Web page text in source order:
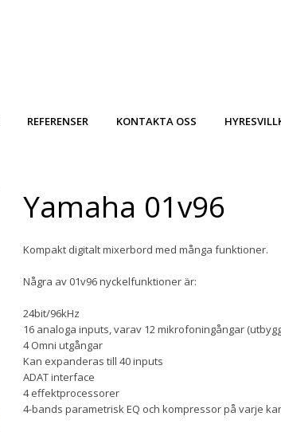
REFERENSER KONTAKTA OSS
Yamaha 01v96
Kompakt digitalt mixerbord med många funktioner.
Några av 01v96 nyckelfunktioner är:
24bit/96kHz
16 analoga inputs, varav 12 mikrofoningångar
4 Omni utgångar
Kan expanderas till 40 inputs
ADAT interface
4 effektprocessorer
4-bands parametrisk EQ och kompressor på varje